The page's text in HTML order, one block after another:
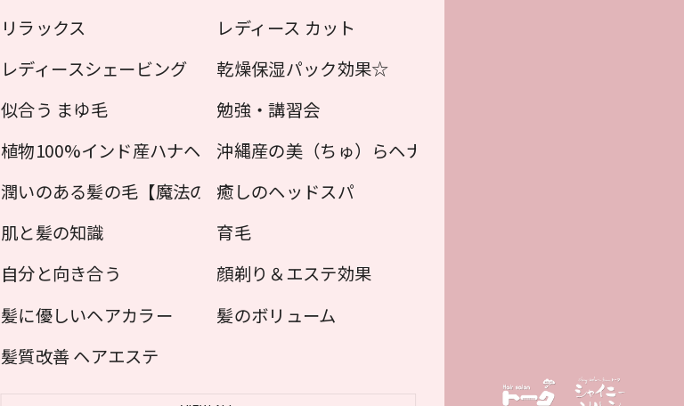
リラックス
レディース カット
レディースシェービング
乾燥保湿パック効果☆
似合う まゆ毛 勉強・講習会
植物100%インド産ハナヘナ（植物ヘナカラー）沖縄産の美（ちゅ）らヘナ（植物100％ ヘナカラー）
潤いのある髪の毛【魔法のクリーム♡】
癒しのヘッドスパ
肌と髪の知識
育毛
自分と向き合う
顔剃り＆エステ効果
髪に優しいヘアカラー
髪のボリューム
髪質改善 ヘアエステ